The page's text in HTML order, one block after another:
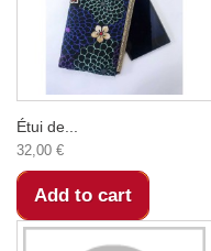
Étui de...
32,00 €
Add to cart